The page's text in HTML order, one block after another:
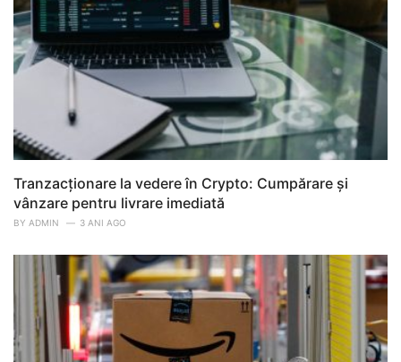
Tranzacționare la vedere în Crypto: Cumpărare și
vânzare pentru livrare imediată
BY ADMIN 3 ANI AGO